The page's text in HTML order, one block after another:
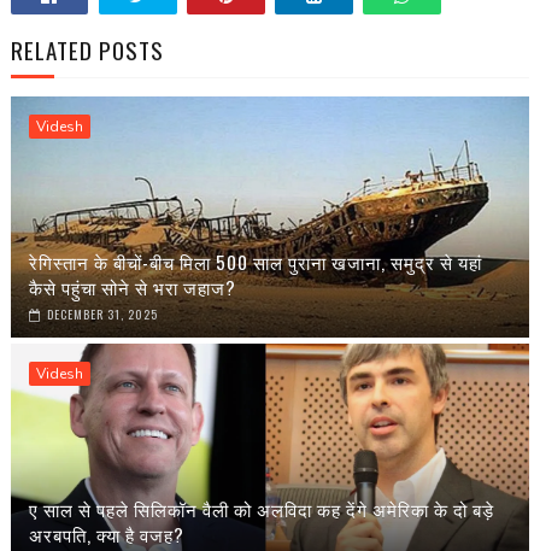
RELATED POSTS
Videsh
रेगिस्तान के बीचों-बीच मिला 500 साल पुराना खजाना, समुद्र से यहां
कैसे पहुंचा सोने से भरा जहाज?
DECEMBER 31, 2025
Videsh
ए साल से पहले सिलिकॉन वैली को अलविदा कह देंगे अमेरिका के दो बड़े
अरबपति, क्या है वजह?